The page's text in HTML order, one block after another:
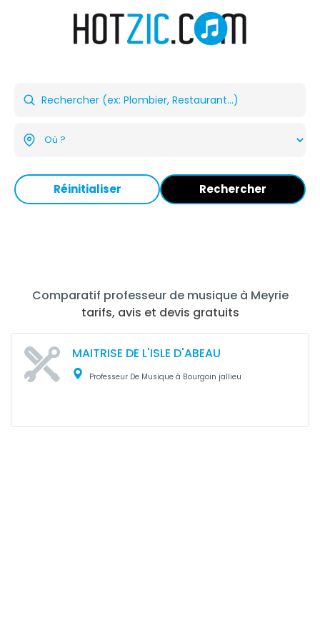
Réinitialiser Rechercher
Comparatif professeur de musique à Meyrie
tarifs, avis et devis gratuits
MAITRISE DE L'ISLE D'ABEAU
Professeur De Musique à Bourgoin jallieu